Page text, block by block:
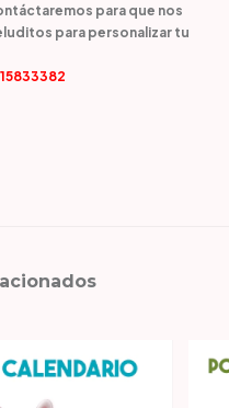
para que nos
para personalizar tu